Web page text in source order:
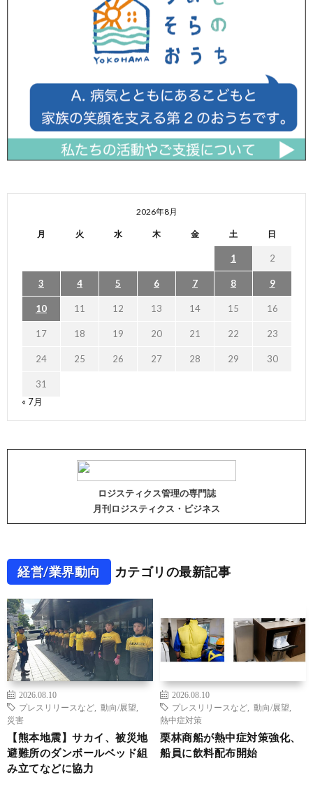
2026年8月
月 火 水 木 金 土 日
1 2
3 4 5 6 7 8 9
10 11 12 13 14 15 16
17 18 19 20 21 22 23
24 25 26 27 28 29 30
31
« 7月
ロジスティクス管理の専門誌
月刊ロジスティクス・ビジネス
経営/業界動向 カテゴリの最新記事
2026.08.10
プレスリリースなど
動向/展望
災害
【熊本地震】サカイ、被災地
避難所のダンボールベッド組
み立てなどに協力
2026.08.10
プレスリリースなど
動向/展望
熱中症対策
栗林商船が熱中症対策強化、
船員に飲料配布開始